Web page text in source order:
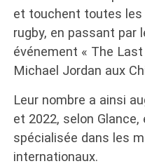
et touchent toutes les
rugby, en passant par
événement « The
Michael Jordan aux
Leur nombre a ainsi
et 2022, selon
spécialisée dans les
internationaux.